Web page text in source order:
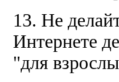
13. Не
Интернете
"для